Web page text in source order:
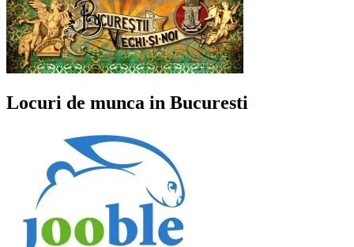
Locuri de munca in Bucuresti